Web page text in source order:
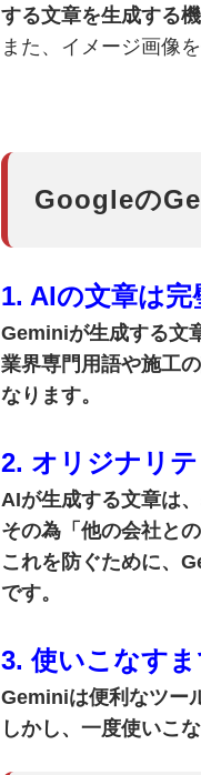
する文章を生成する
また、イメージ画像
Googleの
1. AIの文章は
Geminiが生成する文
業界専門用語や施工
なります。
2. オリジナリ
AIが生成する文章は
その為「他の会社と
これを防ぐために、
です。
3. 使いこなす
Geminiは便利なツー
しかし、一度使いこ